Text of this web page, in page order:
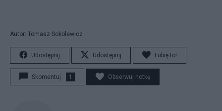
Autor: Tomasz Sokolewicz
Udostępnij Udostępnij Lubię to!
Skomentuj 1 Obserwuj notkę